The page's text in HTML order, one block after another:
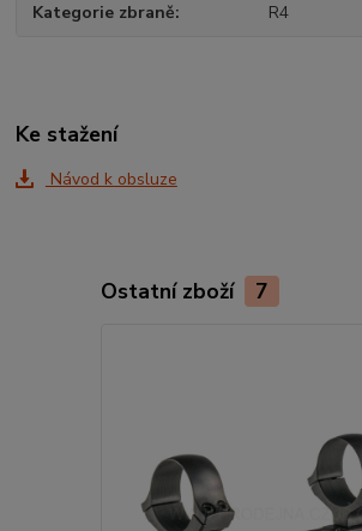
Kategorie zbraně R4
Ke stažení
Návod k obsluze
Ostatní zboží 7